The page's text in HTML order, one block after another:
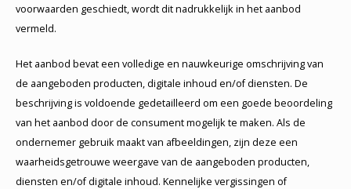
voorwaarden geschiedt, wordt dit nadrukkelijk in het aanbod
vermeld.
Het aanbod bevat een volledige en nauwkeurige omschrijving van
de aangeboden producten, digitale inhoud en/of diensten. De
beschrijving is voldoende gedetailleerd om een goede beoordeling
van het aanbod door de consument mogelijk te maken. Als de
ondernemer gebruik maakt van afbeeldingen, zijn deze een
waarheidsgetrouwe weergave van de aangeboden producten,
diensten en/of digitale inhoud. Kennelijke vergissingen of